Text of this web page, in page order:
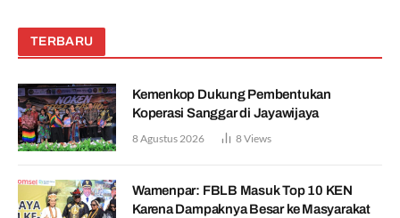
TERBARU
Kemenkop Dukung Pembentukan
Koperasi Sanggar di Jayawijaya
8 Agustus 2026 8Views
Wamenpar: FBLB Masuk Top 10 KEN
Karena Dampaknya Besar ke Masyarakat